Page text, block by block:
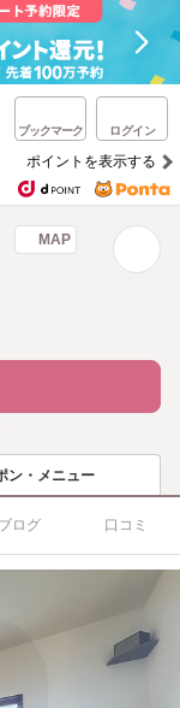
ブックマーク ログイン
ポイントを表示する
MAP
ン・メニュー
ブログ 口コミ